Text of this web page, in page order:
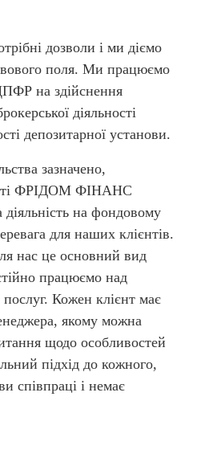
дозволи і ми діємо
поля. Ми працюємо
на здійснення
діяльності
депозитарної установи.
зазначено,
ФРІДОМ ФІНАНС
на фондовому
для наших клієнтів.
нас це основний вид
працюємо над
Кожен клієнт має
якому можна
щодо особливостей
підхід до кожного,
співпраці і немає